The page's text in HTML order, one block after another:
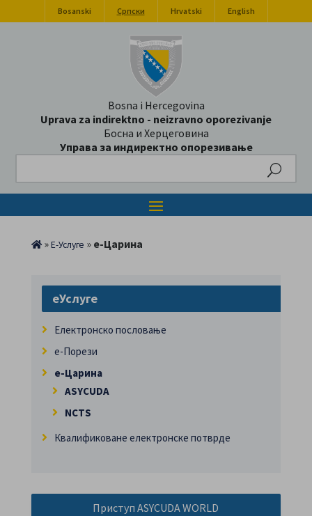
Bosanski Српски Hrvatski English
Bosna i Hercegovina
Uprava za indirektno - neizravno oporezivanje
Босна и Херцеговина
Управа за индиректно опорезивање
»Е-Услуге » е-Царина
еУслуге
Електронско пословање
е-Порези
е-Царина
ASYCUDA
NCTS
Квалификоване електронске потврде
Приступ ASYCUDA WORLD